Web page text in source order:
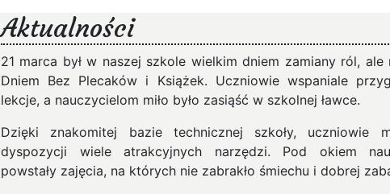
Aktualności
21 marca był w naszej szkole wielkim dniem zamiany ról, ale
Dniem Bez Plecaków i Książek. Uczniowie wspaniale
lekcje, a nauczycielom miło było zasiąść w szkolnej ławce.
Dzięki znakomitej bazie technicznej szkoły, uczniowie
dyspozycji wiele atrakcyjnych narzędzi. Pod okiem
powstały zajęcia, na których nie zabrakło śmiechu i dobrej